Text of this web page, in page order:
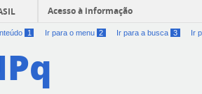
Acesso à informação
1 Ir para o menu 2 Ir para a busca 3 Ir